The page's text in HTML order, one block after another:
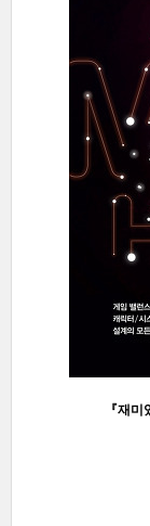
『재